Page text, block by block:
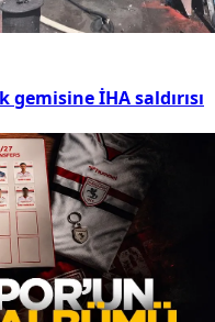
İHA saldırısı